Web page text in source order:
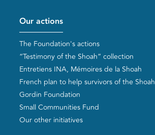
Pied de page
Our actions
The Foundation's actions
“Testimony of the Shoah” collection
Entretiens INA, Mémoires de la Shoah
French plan to help survivors of the Shoah
Gordin Foundation
Small Communities Fund
Our other initiatives